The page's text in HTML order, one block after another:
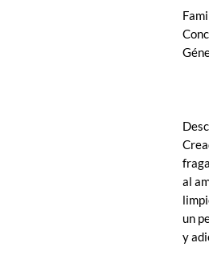
al
un
y